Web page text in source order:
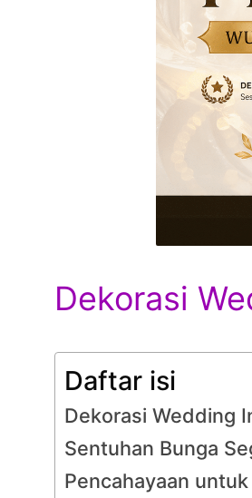
Dekorasi
Daftar isi
Dekorasi Wedding
Sentuhan Bunga
Pencahayaan